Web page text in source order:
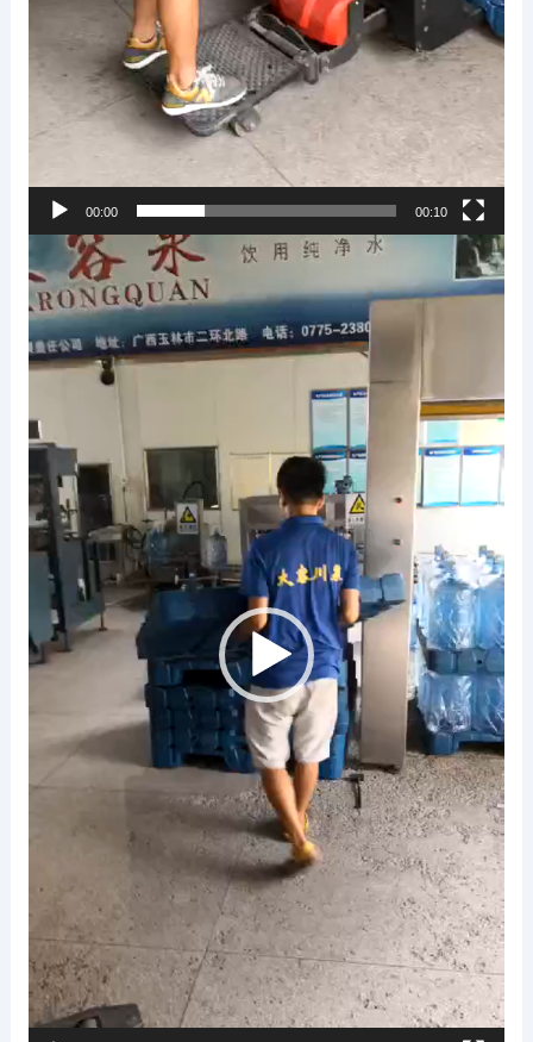
00:00 00:10
视
频
播
放